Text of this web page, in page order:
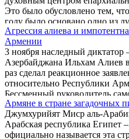
Это было обусловлено тем,
году было основано одно из
духовных училищ региона, а в
указу императора Александра
преобразовано в семинарию.
Агрессия алиева и
Армении
3 ноября наследный диктатор
Азербайджана Ильхам Алиев
раз сделал реакционное
относительно Республики
Бессменный руководитель
«демократичного»
государства региона позволил
очередной раз распространить
Армяне в стране загадочных
Джумхурийят Миср аль-
Арабская республика Египет
официально называется эта